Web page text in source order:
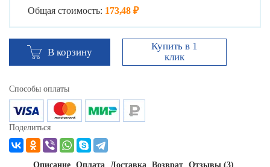
Общая стоимость: 173,48 ₽
В корзину
Купить в 1
клик
Способы оплаты
Поделиться
Описание Оплата Доставка Возврат Отзывы (3)